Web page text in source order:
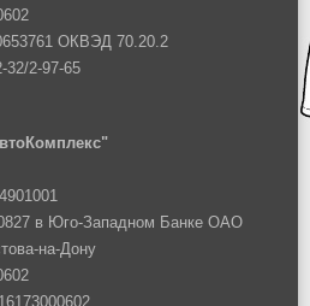
ОКВЭД 70.20.2
32/2-97-65
в Юго-Западном Банке ОАО
на-Дону